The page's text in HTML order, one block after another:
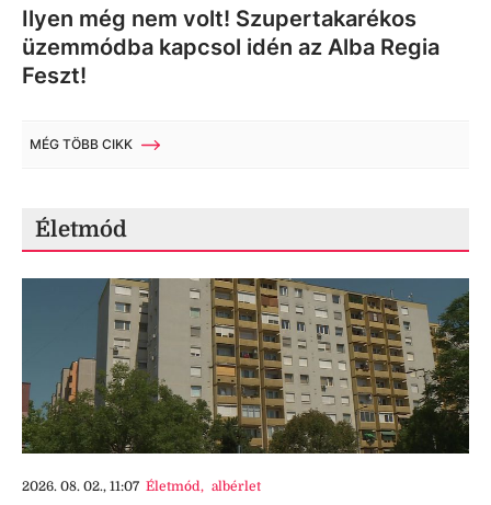
Ilyen még nem volt! Szupertakarékos
üzemmódba kapcsol idén az Alba Regia
Feszt!
MÉG TÖBB CIKK
Életmód
2026. 08. 02., 11:07 Életmód, albérlet